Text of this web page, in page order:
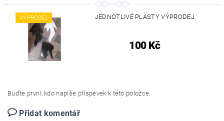
VÝPRODEJ JEDNOTLIVÉ PLASTY VÝPRODEJ
100 Kč
Buďte první, kdo napíše příspěvek k této položce.
Přidat komentář